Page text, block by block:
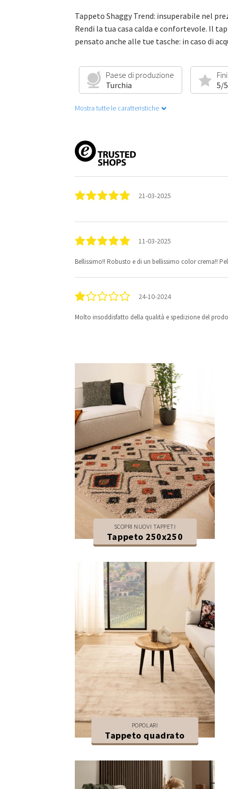
Tappeto Shaggy Trend: insuperabile nel
Rendi la tua casa calda e confortevole. Il
pensato anche alle tue tasche: in caso di
Paese di produzione
Turchia
5/
Mostra tutte le caratteristiche
21-03-2025
11-03-2025
Bellissimo!! Robusto e di un bellissimo color crema!!
24-10-2024
Molto insoddisfatto della qualità e spedizione del
SCOPRI NUOVI TAPPETI
Tappeto 250x250
POPOLARI
Tappeto quadrato